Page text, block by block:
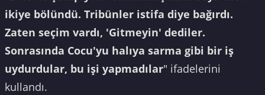
ikiye bölündü. Tribünler istifa diye bağırdı.
Zaten seçim vardı, 'Gitmeyin' dediler.
Sonrasında Cocu'yu halıya sarma gibi bir iş
uydurdular, bu işi yapmadılar" ifadelerini
kullandı.